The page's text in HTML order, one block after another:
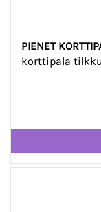
PIENET
korttipala